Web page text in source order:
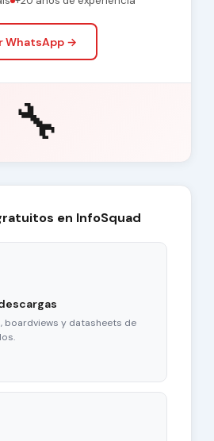
WhatsApp →
🔧
en InfoSquad
boardviews y datasheets de